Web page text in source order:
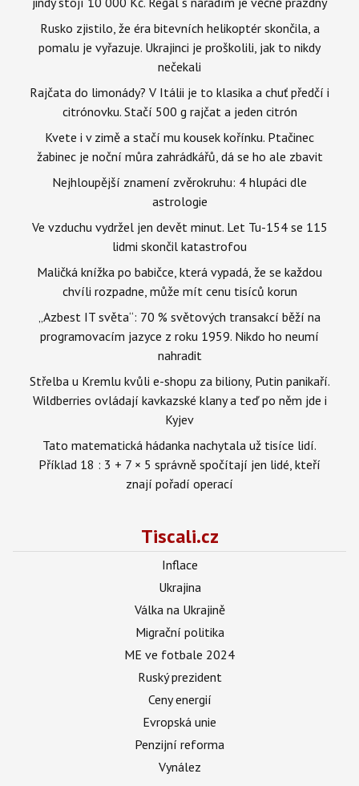
Rusko zjistilo, že éra bitevních helikoptér skončila, a
pomalu je vyřazuje. Ukrajinci je proškolili, jak to nikdy
nečekali
Rajčata do limonády? V Itálii je to klasika a chuť předčí i
citrónovku. Stačí 500 g rajčat a jeden citrón
Kvete i v zimě a stačí mu kousek kořínku. Ptačinec
žabinec je noční můra zahrádkářů, dá se ho ale zbavit
Nejhloupější znamení zvěrokruhu: 4 hlupáci dle
astrologie
Ve vzduchu vydržel jen devět minut. Let Tu-154 se 115
lidmi skončil katastrofou
Maličká knížka po babičce, která vypadá, že se každou
chvíli rozpadne, může mít cenu tisíců korun
„Azbest IT světa“: 70 % světových transakcí běží na
programovacím jazyce z roku 1959. Nikdo ho neumí
nahradit
Střelba u Kremlu kvůli e-shopu za biliony, Putin panikaří.
Wildberries ovládají kavkazské klany a teď po něm jde i
Kyjev
Tato matematická hádanka nachytala už tisíce lidí.
Příklad 18 : 3 + 7 × 5 správně spočítají jen lidé, kteří
znají pořadí operací
Tiscali.cz
Inflace
Ukrajina
Válka na Ukrajině
Migrační politika
ME ve fotbale 2024
Ruský prezident
Ceny energií
Evropská unie
Penzijní reforma
Vynález